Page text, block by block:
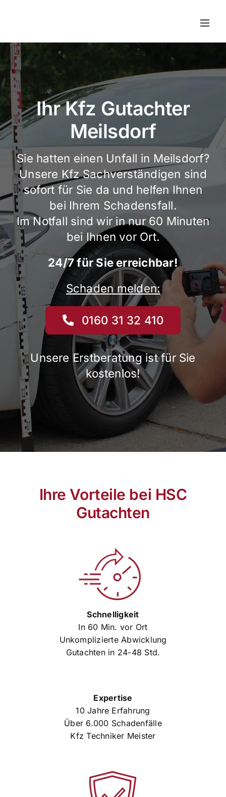
Ihr Kfz Gutachter
Meilsdorf
Sie hatten einen Unfall in Meilsdorf?
Unsere Kfz Sachverständigen sind
sofort für Sie da und helfen Ihnen
bei Ihrem Schadensfall.
Im Notfall sind wir in nur 60 Minuten
bei Ihnen vor Ort.
24/7 für Sie erreichbar!
Schaden melden:
0160 31 32 410
Unsere Erstberatung ist für Sie
kostenlos!
Ihre Vorteile bei HSC
Gutachten
Schnelligkeit
In 60 Min. vor Ort
Unkomplizierte Abwicklung
Gutachten in 24-48 Std.
Expertise
10 Jahre Erfahrung
Über 6.000 Schadenfälle
Kfz Techniker Meister